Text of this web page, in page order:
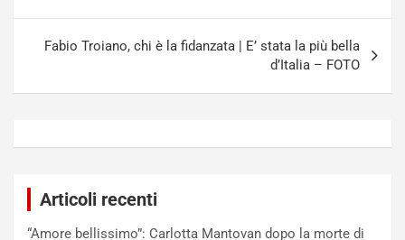
Fabio Troiano, chi è la fidanzata | E’ stata la più bella
d’Italia – FOTO
Articoli recenti
“Amore bellissimo”: Carlotta Mantovan dopo la morte di